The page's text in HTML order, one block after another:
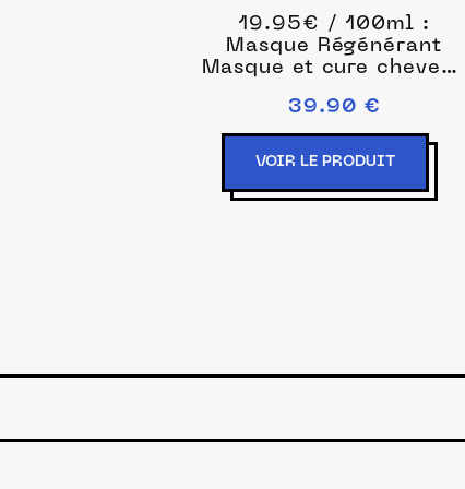
19.95€ / 100ml :
Masque Régénérant
Masque et cure cheveux
39.90 €
VOIR LE PRODUIT